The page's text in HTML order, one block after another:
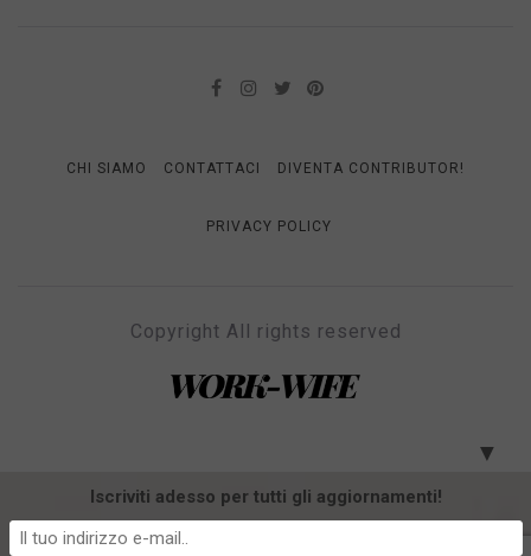
CHI SIAMO CONTATTACI DIVENTA CONTRIBUTOR!
PRIVACY POLICY
Copyright All rights reserved
WORK-WIFE
▼
Iscriviti adesso per tutti gli aggiornamenti!